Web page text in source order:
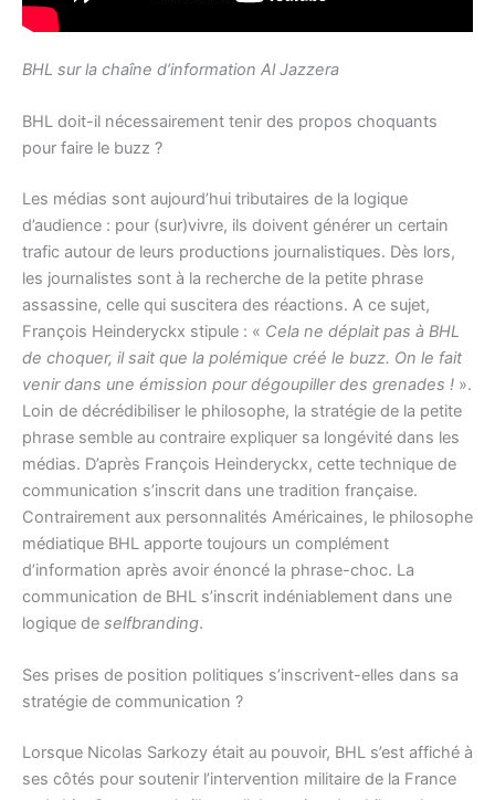
BHL sur la chaîne d’information Al Jazzera
BHL doit-il nécessairement tenir des propos choquants
pour faire le buzz ?
Les médias sont aujourd’hui tributaires de la logique
d’audience : pour (sur)vivre, ils doivent générer un certain
trafic autour de leurs productions journalistiques. Dès lors,
les journalistes sont à la recherche de la petite phrase
assassine, celle qui suscitera des réactions. A ce sujet,
François Heinderyckx stipule : « Cela ne déplait pas à BHL
de choquer, il sait que la polémique créé le buzz. On le fait
venir dans une émission pour dégoupiller des grenades ! ».
Loin de décrédibiliser le philosophe, la stratégie de la petite
phrase semble au contraire expliquer sa longévité dans les
médias. D’après François Heinderyckx, cette technique de
communication s’inscrit dans une tradition française.
Contrairement aux personnalités Américaines, le philosophe
médiatique BHL apporte toujours un complément
d’information après avoir énoncé la phrase-choc. La
communication de BHL s’inscrit indéniablement dans une
logique de selfbranding.
Ses prises de position politiques s’inscrivent-elles dans sa
stratégie de communication ?
Lorsque Nicolas Sarkozy était au pouvoir, BHL s’est affiché à
ses côtés pour soutenir l’intervention militaire de la France